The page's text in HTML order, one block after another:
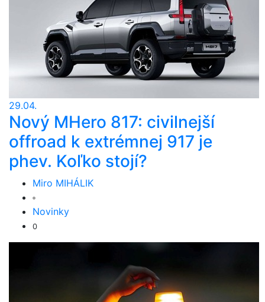
29.04.
Nový MHero 817: civilnejší
offroad k extrémnej 917 je
phev. Koľko stojí?
Miro MIHÁLIK
Novinky
0